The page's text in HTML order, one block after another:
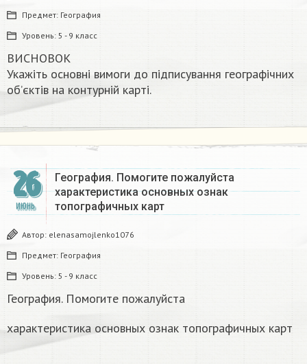
Предмет: География
Уровень: 5 - 9 класс
ВИСНОВОК
Укажіть основні вимоги до підписування географічних
об’єктів на контурній карті.​
26
ИЮНЬ
География. Помогите пожалуйста
характеристика основных ознак
топографичных карт
Автор: elenasamojlenko1076
Предмет: География
Уровень: 5 - 9 класс
География. Помогите пожалуйста
характеристика основных ознак топографичных карт